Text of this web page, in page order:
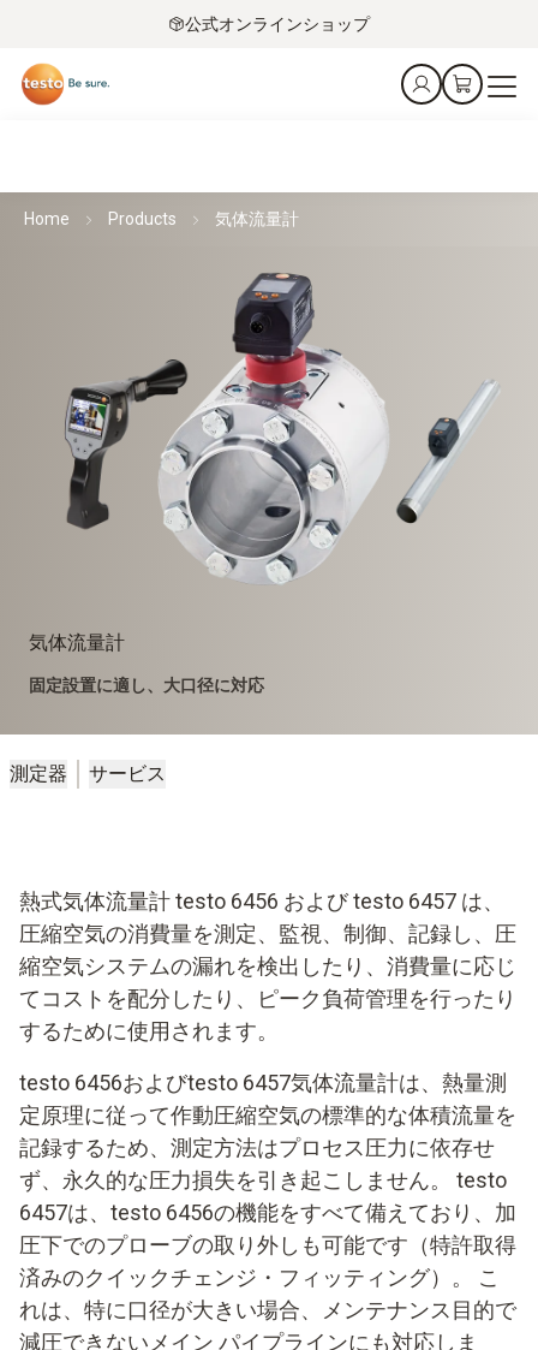
公式オンラインショップ
Home Products 気体流量計
気体流量計
固定設置に適し、大口径に対応
測定器 サービス
熱式気体流量計 testo 6456 および testo 6457 は、
圧縮空気の消費量を測定、監視、制御、記録し、圧
縮空気システムの漏れを検出したり、消費量に応じ
てコストを配分したり、ピーク負荷管理を行ったり
するために使用されます。
testo 6456およびtesto 6457気体流量計は、熱量測
定原理に従って作動圧縮空気の標準的な体積流量を
記録するため、測定方法はプロセス圧力に依存せ
ず、永久的な圧力損失を引き起こしません。 testo
6457は、testo 6456の機能をすべて備えており、加
圧下でのプローブの取り外しも可能です（特許取得
済みのクイックチェンジ・フィッティング）。 こ
れは、特に口径が大きい場合、メンテナンス目的で
減圧できないメイン パイプラインにも対応しま